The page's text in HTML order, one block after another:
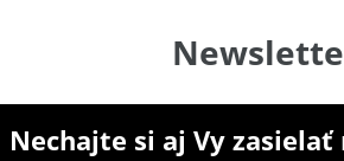
Nechajte si aj Vy zasielať